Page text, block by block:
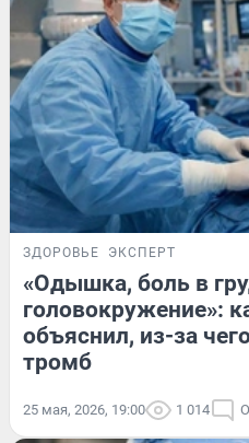
ЗДОРОВЬЕ ЭКСПЕРТ
«Одышка, боль в
головокружение»:
объяснил, из-за
тромб
25 мая, 2026, 19:00 1 014